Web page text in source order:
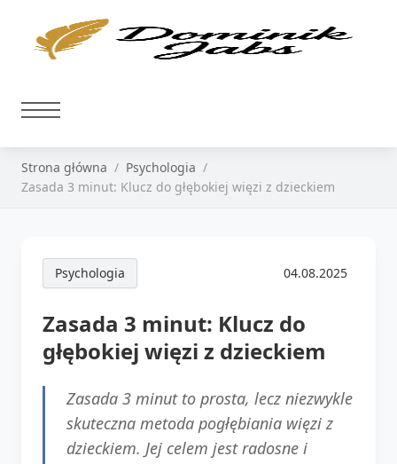
Strona główna
Psychologia
Zasada 3 minut: Klucz do głębokiej więzi z dzieckiem
Psychologia 04.08.2025
Zasada 3 minut: Klucz do
głębokiej więzi z dzieckiem
Zasada 3 minut to prosta, lecz niezwykle
skuteczna metoda pogłębiania więzi z
dzieckiem. Jej celem jest radosne i